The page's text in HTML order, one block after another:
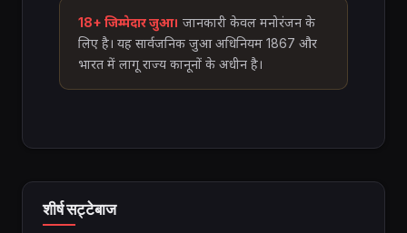
18+ जिम्मेदार जुआ। जानकारी केवल मनोरंजन के
लिए है। यह सार्वजनिक जुआ अधिनियम 1867 और
भारत में लागू राज्य कानूनों के अधीन है।
शीर्ष सट्टेबाज